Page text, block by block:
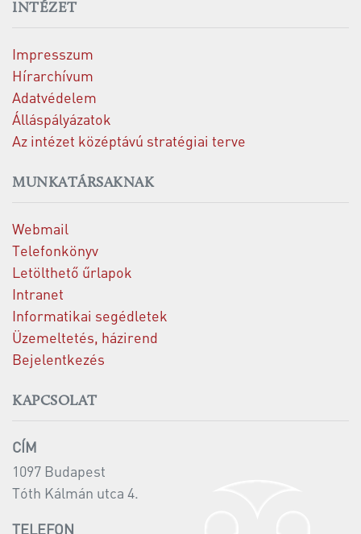
INTÉZET
Impresszum
Hírarchívum
Adatvédelem
Álláspályázatok
Az intézet középtávú stratégiai terve
MUNKATÁRSAKNAK
Webmail
Telefonkönyv
Letölthető űrlapok
Intranet
Informatikai segédletek
Üzemeltetés, házirend
Bejelentkezés
KAPCSOLAT
CÍM
1097 Budapest
Tóth Kálmán utca 4.
TELEFON